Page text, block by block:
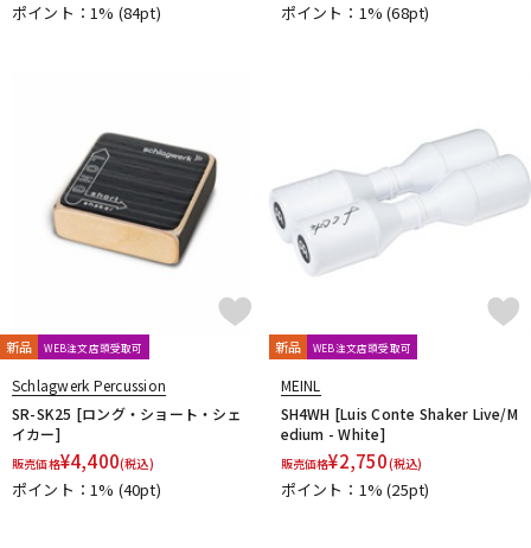
ポイント：1% (84pt) ポイント：1%(68pt)
新品 WEB注文店頭受取可
Schlagwerk Percussion
SR-SK25 [ロング・ショート・シェ
イカー]
販売価格¥4,400(税込)
ポイント：1% (40pt)
新品 WEB注文店頭受取可
MEINL
SH4WH [Luis Conte Shaker Live/M
edium - White]
販売価格¥2,750(税込)
ポイント：1%(25pt)